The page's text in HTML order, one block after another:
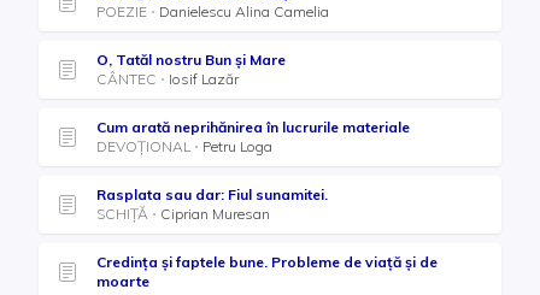
POEZIE
Danielescu Alina Camelia
O, Tatăl nostru Bun și Mare
CÂNTEC
Iosif Lazăr
Cum arată neprihănirea în lucrurile materiale
DEVOȚIONAL
Petru Loga
Rasplata sau dar: Fiul sunamitei.
SCHIȚĂ
Ciprian Muresan
Credința și faptele bune. Probleme de viață și de
moarte